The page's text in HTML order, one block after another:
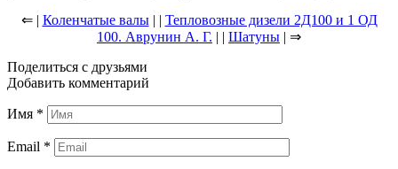
⇐ | Коленчатые валы| | Тепловозные дизели 2Д100 и 1 ОД
100. Аврунин А. Г. | | Шатуны | ⇒
Поделиться с друзьями
Добавить комментарий
Имя *
Email *